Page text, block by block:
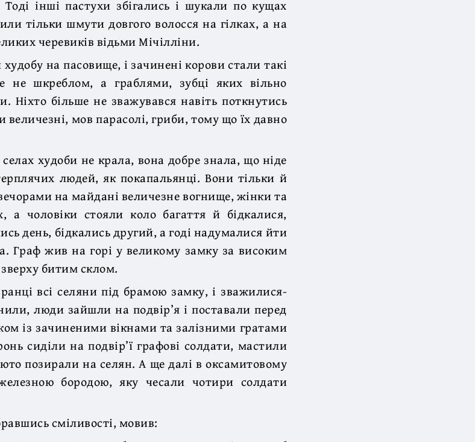
інші пастухи збігались і шукали по кущах
тільки шмути довгого волосся на гілках, а на
черевиків відьми Мічілліни.
на пасовище, і зачинені корови стали такі
не шкреблом, а граблями, зубці яких вільно
Ніхто більше не зважувався навіть поткнутись
величезні, мов парасолі, гриби, тому що їх давно
худоби не крала, вона добре знала, що ніде
людей, як покапальянці. Вони тільки й
на майдані величезне вогнище, жінки та
а чоловіки стояли коло багаття й бідкалися,
день, бідкались другий, а годі надумалися йти
Граф жив на горі у великому замку за високим
битим склом.
всі селяни під брамою замку, і зважилися-
люди зайшли на подвір’я і поставали перед
із зачиненими вікнами та залізними гратами
сиділи на подвір’ї графові солдати, мастили
позирали на селян. А ще далі в оксамитовому
бородою, яку чесали чотири солдати
сміливості, мовив: